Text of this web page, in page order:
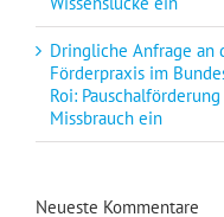
Dringliche Anfrage an
Förderpraxis im
Roi:
Missbrauch ein
Neueste Kommentare